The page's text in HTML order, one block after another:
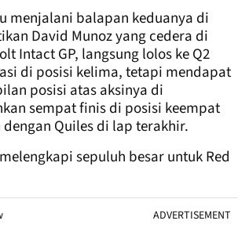
menjalani balapan keduanya di
David Munoz yang cedera di
Intact GP, langsung lolos ke Q2
di posisi kelima, tetapi mendapat
posisi atas aksinya di
sempat finis di posisi keempat
Quiles di lap terakhir.
sepuluh besar untuk Red
ADVERTISEMENT